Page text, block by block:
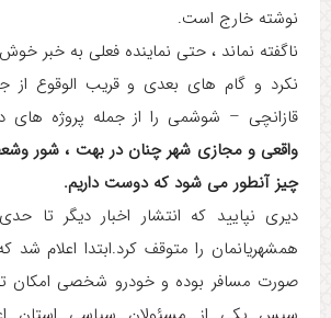
نوشته خارج است.
ناگفته نماند ، حتی نماینده فعلی به خبر
نکرد و گام های بعدی و قریب الوقوع از
قازانچی – شوشمی را از جمله پروژه های
واقعی و مجازی شهر چنان در بهت ، شور
چیز آنطور می شود که دوست داریم.
دیری نپایید که انتشار اخبار دیگر تا
همشهریانمان را متوقف کرد.ابتدا اعلام شد
صورت مسافر بوده و خودرو شخصی امکان